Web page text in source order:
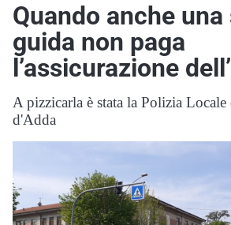
Quando anche
guida non paga
l’assicurazione
A pizzicarla è stata la Polizia Locale
d'Adda